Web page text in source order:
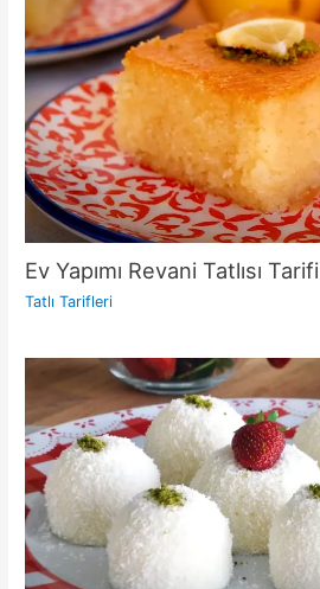
Ev Yapımı Revani Tatlısı Tarifi
Tatlı Tarifleri